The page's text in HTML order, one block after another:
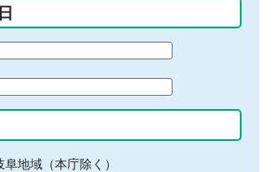
阜地域（本庁除く）